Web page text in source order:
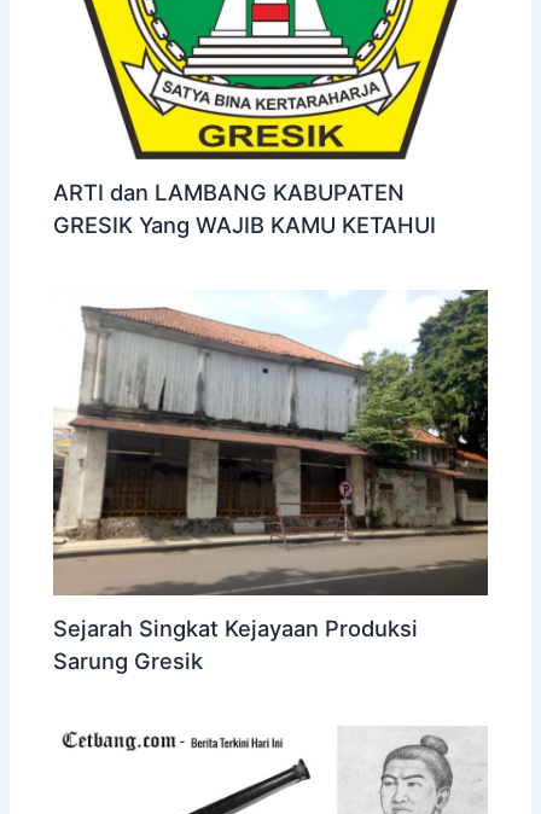
ARTI dan LAMBANG KABUPATEN
GRESIK Yang WAJIB KAMU KETAHUI
Sejarah Singkat Kejayaan Produksi
Sarung Gresik